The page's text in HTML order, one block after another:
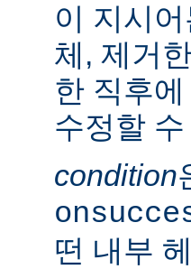
이 지시
체, 제거
한 직후
수정할
condition
떤 내부